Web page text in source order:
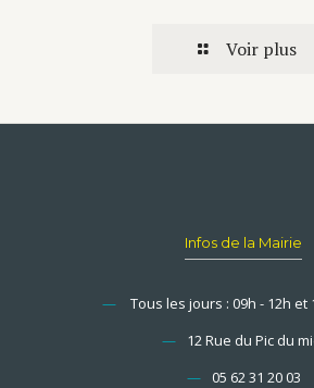
Voir plus
Infos de la Mairie
—
Tous les jours : 09h - 12h et
—
12 Rue du Pic du
— 05 62 31 20 03